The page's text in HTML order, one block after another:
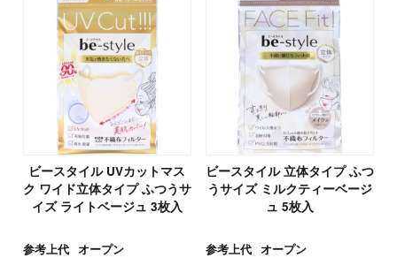
ビースタイル UVカットマス
ク ワイド立体タイプ ふつうサ
イズ ライトベージュ 3枚入
参考上代 オープン
ビースタイル 立体タイプ ふつ
うサイズ ミルクティーベージ
ュ 5枚入
参考上代 オープン